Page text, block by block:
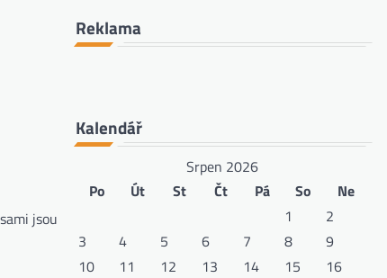
jsou
Reklama
Kalendář
Srpen 2026
Po
Út St Čt Pá So
Ne
1
2
3
4 5 6 7 8
9
10
11 12 13 14 15
16